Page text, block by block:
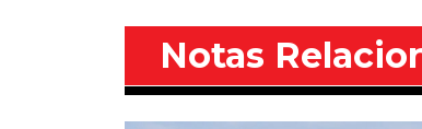
Notas